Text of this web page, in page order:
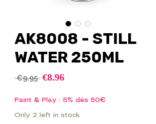
AK8008 - STILL
WATER 250ML
€9.95 Regular
€8.96
Paint & Play : 5% dès 50€
Only 2 left in stock